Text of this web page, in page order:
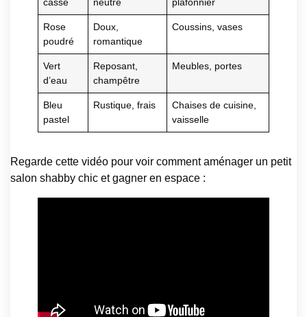
cassé
neutre
plafonnier
Rose
poudré
Doux,
romantique
Coussins, vases
Vert
d’eau
Reposant,
champêtre
Meubles, portes
Bleu
pastel
Rustique, frais
Chaises de cuisine,
vaisselle
Regarde cette vidéo pour voir comment aménager un petit
salon shabby chic et gagner en espace :